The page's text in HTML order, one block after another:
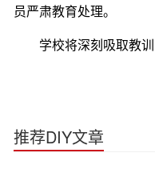
员严肃教育处理。
学校将深刻吸取教
推荐DIY文章